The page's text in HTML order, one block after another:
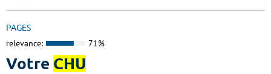
PAGES
relevance: 71%
Votre CHU